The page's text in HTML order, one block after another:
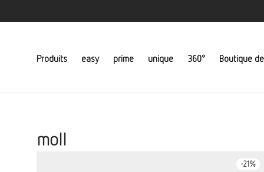
Produits easy prime unique 360° Boutique
moll
-21%